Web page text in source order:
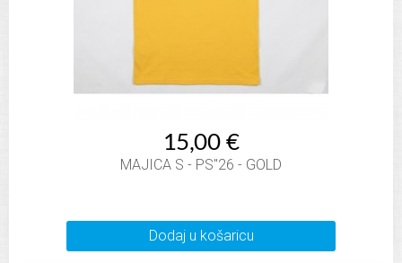
15,00 €
MAJICA S - PS"26 - GOLD
Dodaj u košaricu